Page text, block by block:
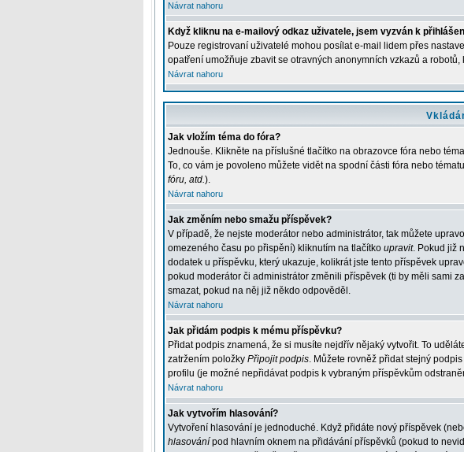
Návrat nahoru
Když kliknu na e-mailový odkaz uživatele, jsem vyzván k
Pouze registrovaní uživatelé mohou posílat e-mail lidem přes
opatření umožňuje zbavit se otravných anonymních vzkazů a
Návrat nahoru
Jak vložím téma do fóra?
Jednouše. Klikněte na příslušné tlačítko na obrazovce fóra nebo
To, co vám je povoleno můžete vidět na spodní části fóra nebo
fóru, atd.).
Návrat nahoru
Jak změním nebo smažu příspěvek?
V případě, že nejste moderátor nebo administrátor, tak můžete
omezeného času po přispění) kliknutím na tlačítko upravit. Pokud již
dodatek u příspěvku, který ukazuje, kolikrát jste tento příspěvek
pokud moderátor či administrátor změnili příspěvek (ti by měli sami
smazat, pokud na něj již někdo odpověděl.
Návrat nahoru
Jak přidám podpis k mému příspěvku?
Přidat podpis znamená, že si musíte nejdřív nějaký vytvořit. To
zatržením položky Připojit podpis. Můžete rovněž přidat stejný
profilu (je možné nepřidávat podpis k vybraným příspěvkům
Návrat nahoru
Jak vytvořím hlasování?
Vytvoření hlasování je jednoduché. Když přidáte nový příspěvek
hlasování pod hlavním oknem na přidávání příspěvků (pokud to